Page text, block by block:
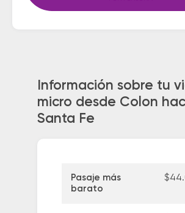
Información sobre tu
micro desde Colon
Santa Fe
Pasaje más
barato